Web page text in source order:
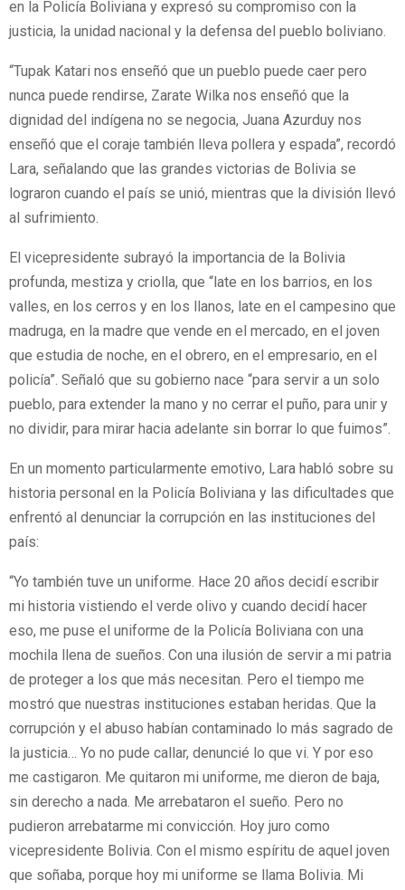
en la Policía Boliviana y expresó su compromiso con la
justicia, la unidad nacional y la defensa del pueblo boliviano.
“Tupak Katari nos enseñó que un pueblo puede caer pero
nunca puede rendirse, Zarate Wilka nos enseñó que la
dignidad del indígena no se negocia, Juana Azurduy nos
enseñó que el coraje también lleva pollera y espada”, recordó
Lara, señalando que las grandes victorias de Bolivia se
lograron cuando el país se unió, mientras que la división llevó
al sufrimiento.
El vicepresidente subrayó la importancia de la Bolivia
profunda, mestiza y criolla, que “late en los barrios, en los
valles, en los cerros y en los llanos, late en el campesino que
madruga, en la madre que vende en el mercado, en el joven
que estudia de noche, en el obrero, en el empresario, en el
policía”. Señaló que su gobierno nace “para servir a un solo
pueblo, para extender la mano y no cerrar el puño, para unir y
no dividir, para mirar hacia adelante sin borrar lo que fuimos”.
En un momento particularmente emotivo, Lara habló sobre su
historia personal en la Policía Boliviana y las dificultades que
enfrentó al denunciar la corrupción en las instituciones del
país:
“Yo también tuve un uniforme. Hace 20 años decidí escribir
mi historia vistiendo el verde olivo y cuando decidí hacer
eso, me puse el uniforme de la Policía Boliviana con una
mochila llena de sueños. Con una ilusión de servir a mi patria
de proteger a los que más necesitan. Pero el tiempo me
mostró que nuestras instituciones estaban heridas. Que la
corrupción y el abuso habían contaminado lo más sagrado de
la justicia… Yo no pude callar, denuncié lo que vi. Y por eso
me castigaron. Me quitaron mi uniforme, me dieron de baja,
sin derecho a nada. Me arrebataron el sueño. Pero no
pudieron arrebatarme mi convicción. Hoy juro como
vicepresidente Bolivia. Con el mismo espíritu de aquel joven
que soñaba, porque hoy mi uniforme se llama Bolivia. Mi